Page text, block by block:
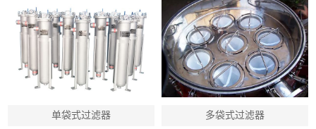
单袋式过滤器 多袋式过滤器